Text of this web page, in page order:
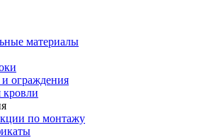
материалы
ограждения
кровли
по монтажу